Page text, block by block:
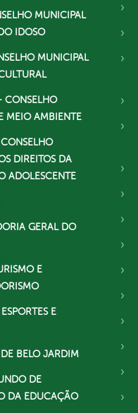
MUNICIPAL
IDOSO
MUNICIPAL
CONSELHO
MEIO AMBIENTE
DIREITOS DA
ADOLESCENTE
GERAL DO
E
E
BELO JARDIM
DE
DA EDUCAÇÃO